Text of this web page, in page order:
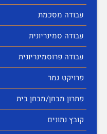
עבודה מסכמת
עבודה סמינריונית
עבודה פרוסמינריונית
פרויקט גמר
פתרון מבחן/מבחן בית
קובץ נתונים